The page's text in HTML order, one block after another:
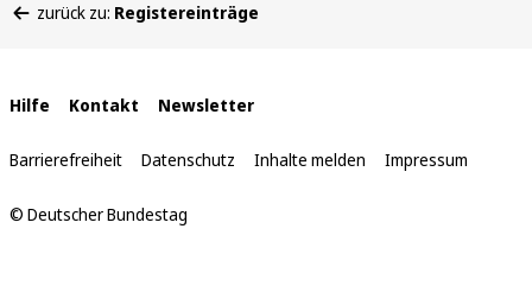
befinden
zurück zu: Registereinträge
Interne
Links
Hilfe Kontakt Newsletter
Barrierefreiheit Datenschutz Inhalte melden Impressum
© Deutscher Bundestag